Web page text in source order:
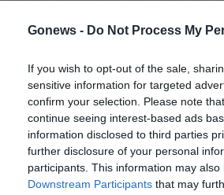
Gonews - Do Not Process My
If you wish to opt-out of the sale,
sensitive information for targeted
confirm your selection. Please note
continue seeing interest-based ads
information disclosed to third parties
further disclosure of your personal
participants. This information may
Downstream Participants that may